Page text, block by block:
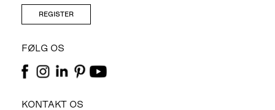
REGISTER
FØLG OS
KONTAKT OS